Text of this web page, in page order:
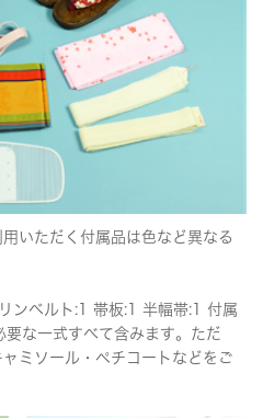
いただく付属品は色など異なる
ンベルト:1 帯板:1 半幅帯:1 付属
な一式すべて含みます。ただ
ミソール・ペチコートなどをご